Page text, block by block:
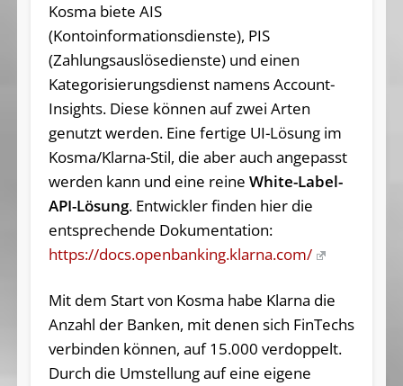
Kosma biete AIS
(Kontoinformationsdienste), PIS
(Zahlungsauslösedienste) und einen
Kategorisierungsdienst namens Account-
Insights. Diese können auf zwei Arten
genutzt werden. Eine fertige UI-Lösung im
Kosma/Klarna-Stil, die aber auch angepasst
werden kann und eine reine White-Label-
API-Lösung. Entwickler finden hier die
entsprechende Dokumentation:
https://docs.openbanking.klarna.com/
Mit dem Start von Kosma habe Klarna die
Anzahl der Banken, mit denen sich FinTechs
verbinden können, auf 15.000 verdoppelt.
Durch die Umstellung auf eine eigene